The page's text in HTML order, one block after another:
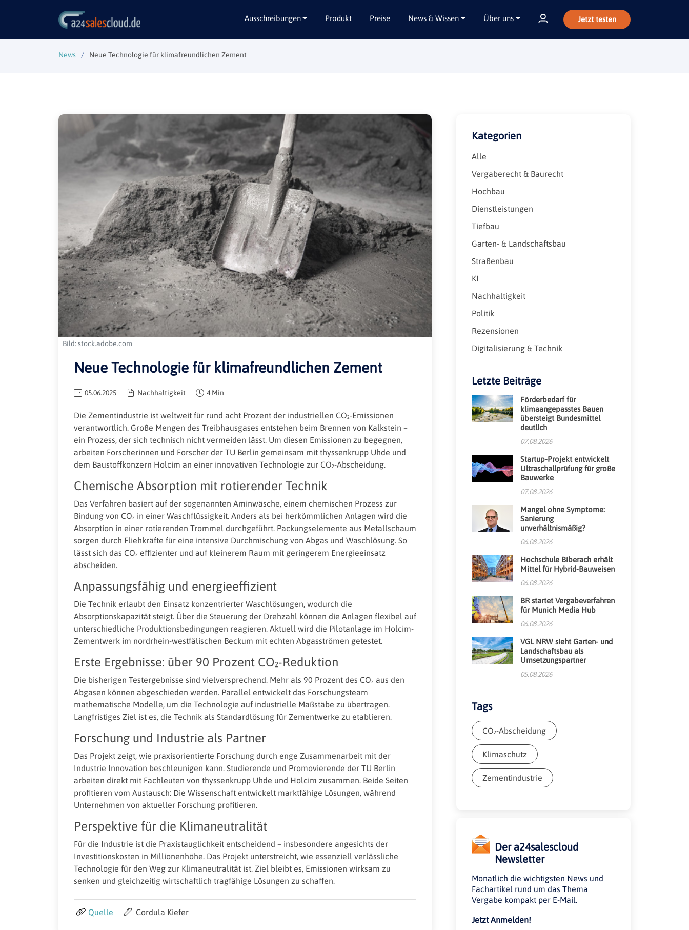
Ausschreibungen
Brandenburg
Bremen
Hamburg
Hessen
Mecklenburg-Vorpommern
Niedersachsen
Nordrhein-Westfalen
Rheinland-Pfalz
Saarland
Sachsen
Sachsen-Anhalt
Schleswig-Holstein
Thüringen
Gebäudeausbau
Gebäudeausstattung
Gebäudetechnik
Hochbau / Rohbau
Lieferungen
Planungsleistungen
Tiefbau
Verkehrsbau
Produkt Preise News & Wissen Über uns Jetzt testen
News Neue Technologie für klimafreundlichen Zement
Bild: stock.adobe.com
Neue Technologie für klimafreundlichen Zement
05.06.2025 Nachhaltigkeit 4 Min
Die Zementindustrie ist weltweit für rund acht Prozent der industriellen CO₂-Emissionen
verantwortlich. Große Mengen des Treibhausgases entstehen beim Brennen von Kalkstein –
ein Prozess, der sich technisch nicht vermeiden lässt. Um diesen Emissionen zu begegnen,
arbeiten Forscherinnen und Forscher der TU Berlin gemeinsam mit thyssenkrupp Uhde und
dem Baustoffkonzern Holcim an einer innovativen Technologie zur CO₂-Abscheidung.
Chemische Absorption mit rotierender Technik
Das Verfahren basiert auf der sogenannten Aminwäsche, einem chemischen Prozess zur
Bindung von CO₂ in einer Waschflüssigkeit. Anders als bei herkömmlichen Anlagen wird die
Absorption in einer rotierenden Trommel durchgeführt. Packungselemente aus Metallschaum
sorgen durch Fliehkräfte für eine intensive Durchmischung von Abgas und Waschlösung. So
lässt sich das CO₂ effizienter und auf kleinerem Raum mit geringerem Energieeinsatz
abscheiden.
Anpassungsfähig und energieeffizient
Die Technik erlaubt den Einsatz konzentrierter Waschlösungen, wodurch die
Absorptionskapazität steigt. Über die Steuerung der Drehzahl können die Anlagen flexibel auf
unterschiedliche Produktionsbedingungen reagieren. Aktuell wird die Pilotanlage im Holcim-
Zementwerk im nordrhein-westfälischen Beckum mit echten Abgasströmen getestet.
Erste Ergebnisse: über 90 Prozent CO₂-Reduktion
Die bisherigen Testergebnisse sind vielversprechend. Mehr als 90 Prozent des CO₂ aus den
Abgasen können abgeschieden werden. Parallel entwickelt das Forschungsteam
mathematische Modelle, um die Technologie auf industrielle Maßstäbe zu übertragen.
Langfristiges Ziel ist es, die Technik als Standardlösung für Zementwerke zu etablieren.
Forschung und Industrie als Partner
Das Projekt zeigt, wie praxisorientierte Forschung durch enge Zusammenarbeit mit der
Industrie Innovation beschleunigen kann. Studierende und Promovierende der TU Berlin
arbeiten direkt mit Fachleuten von thyssenkrupp Uhde und Holcim zusammen. Beide Seiten
profitieren vom Austausch: Die Wissenschaft entwickelt marktfähige Lösungen, während
Unternehmen von aktueller Forschung profitieren.
Perspektive für die Klimaneutralität
Für die Industrie ist die Praxistauglichkeit entscheidend – insbesondere angesichts der
Investitionskosten in Millionenhöhe. Das Projekt unterstreicht, wie essenziell verlässliche
Technologie für den Weg zur Klimaneutralität ist. Ziel bleibt es, Emissionen wirksam zu
senken und gleichzeitig wirtschaftlich tragfähige Lösungen zu schaffen.
Quelle Cordula Kiefer
Kategorien
Alle
Vergaberecht & Baurecht
Hochbau
Dienstleistungen
Tiefbau
Garten- & Landschaftsbau
Straßenbau
KI
Nachhaltigkeit
Politik
Rezensionen
Digitalisierung & Technik
Letzte Beiträge
Förderbedarf für
klimaangepasstes Bauen
übersteigt Bundesmittel
deutlich
07.08.2026
Startup-Projekt entwickelt
Ultraschallprüfung für große
Bauwerke
07.08.2026
Mangel ohne Symptome:
Sanierung
unverhältnismäßig?
06.08.2026
Hochschule Biberach erhält
Mittel für Hybrid-Bauweisen
06.08.2026
BR startet Vergabeverfahren
für Munich Media Hub
06.08.2026
VGL NRW sieht Garten- und
Landschaftsbau als
Umsetzungspartner
05.08.2026
Tags
CO₂-Abscheidung
Klimaschutz
Zementindustrie
Der a24salescloud
Newsletter
Monatlich die wichtigsten News und
Fachartikel rund um das Thema
Vergabe kompakt per E-Mail.
Jetzt Anmelden!